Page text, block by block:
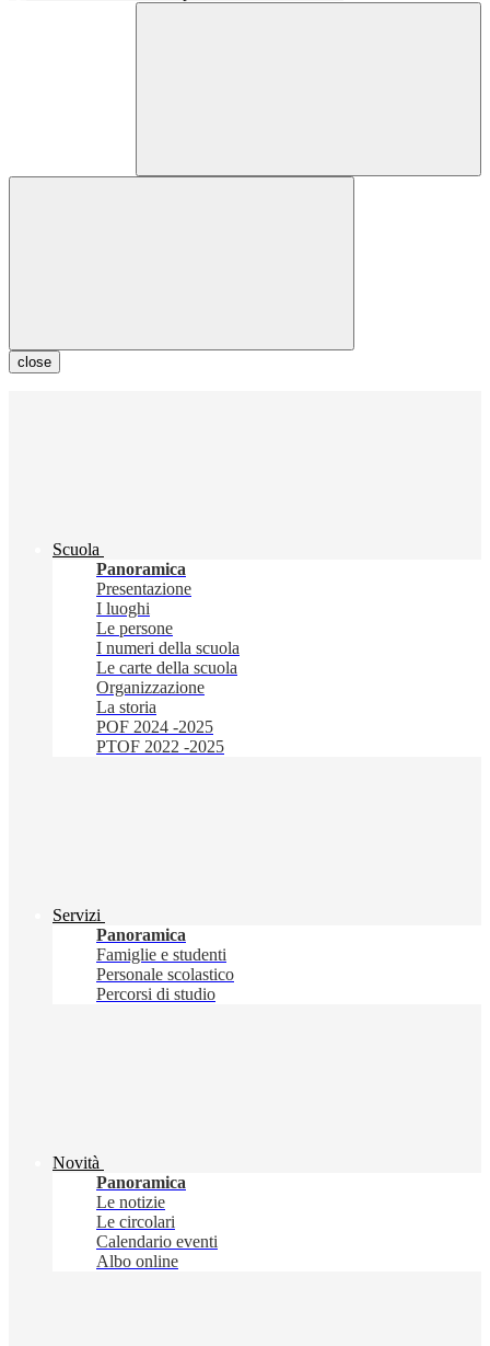
close
Scuola
Panoramica
Presentazione
I luoghi
Le persone
I numeri della scuola
Le carte della scuola
Organizzazione
La storia
POF 2024 -2025
PTOF 2022 -2025
Servizi
Panoramica
Famiglie e studenti
Personale scolastico
Percorsi di studio
Novità
Panoramica
Le notizie
Le circolari
Calendario eventi
Albo online